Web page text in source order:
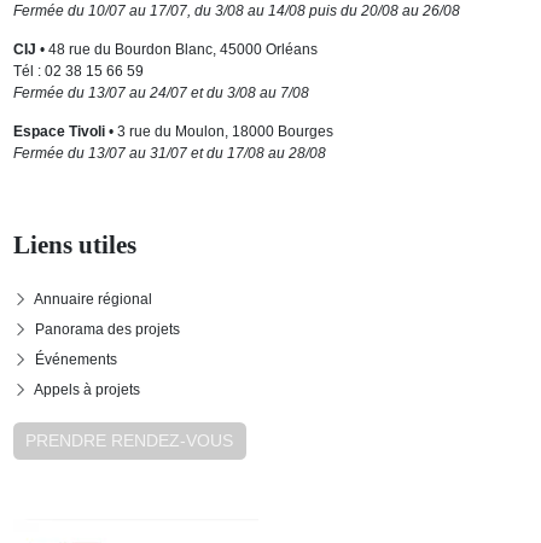
Fermée du 10/07 au 17/07, du 3/08 au 14/08 puis du 20/08 au 26/08
CIJ • 48 rue du Bourdon Blanc, 45000 Orléans
Tél : 02 38 15 66 59
Fermée du 13/07 au 24/07 et du 3/08 au 7/08
Espace Tivoli• 3 rue du Moulon, 18000 Bourges
Fermée du 13/07 au 31/07 et du 17/08 au 28/08
Liens utiles
Annuaire régional
Panorama des projets
Événements
Appels à projets
PRENDRE RENDEZ-VOUS